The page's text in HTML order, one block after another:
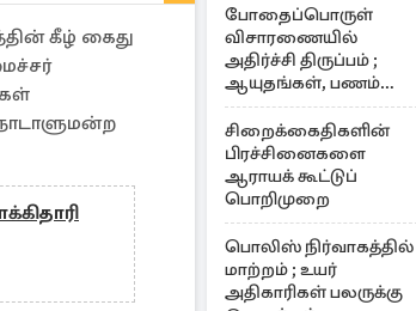
கீழ் கைது
போதைப்பொருள்
விசாரணையில்
அதிர்ச்சி திருப்பம் ;
ஆயுதங்கள், பணம்
கைப்பற்றல்
சிறைக்கைதிகளின்
பிரச்சினைகளை
ஆராயக் கூட்டுப்
பொறிமுறை
பொலிஸ் நிர்வாகத்தில்
மாற்றம் ; உயர்
அதிகாரிகள் பலருக்கு